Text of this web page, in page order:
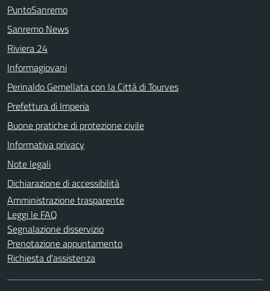
PuntoSanremo
Sanremo News
Riviera 24
Informagiovani
Perinaldo Gemellata con la Città di Tourves
Prefettura di Imperia
Buone pratiche di protezione civile
Informativa privacy
Note legali
Dichiarazione di accessibilità
Amministrazione trasparente
Leggi le FAQ
Segnalazione disservizio
Prenotazione appuntamento
Richiesta d'assistenza